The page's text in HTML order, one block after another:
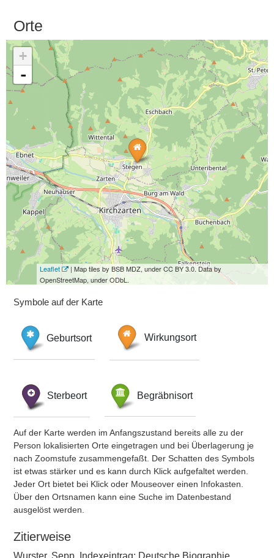
Orte
+
-
Leaflet
| Map tiles by BSB MDZ, under CC BY 3.0. Data by
OpenStreetMap, under ODbL.
Symbole auf der Karte
Geburtsort Wirkungsort
Sterbeort Begräbnisort
Auf der Karte werden im Anfangszustand bereits alle zu der
Person lokalisierten Orte eingetragen und bei Überlagerung je
nach Zoomstufe zusammengefaßt. Der Schatten des Symbols
ist etwas stärker und es kann durch Klick aufgefaltet werden.
Jeder Ort bietet bei Klick oder Mouseover einen Infokasten.
Über den Ortsnamen kann eine Suche im Datenbestand
ausgelöst werden.
Zitierweise
Wurster, Sepp, Indexeintrag: Deutsche Biographie,